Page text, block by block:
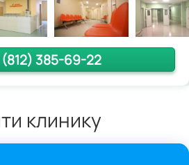
385-69-22
клинику